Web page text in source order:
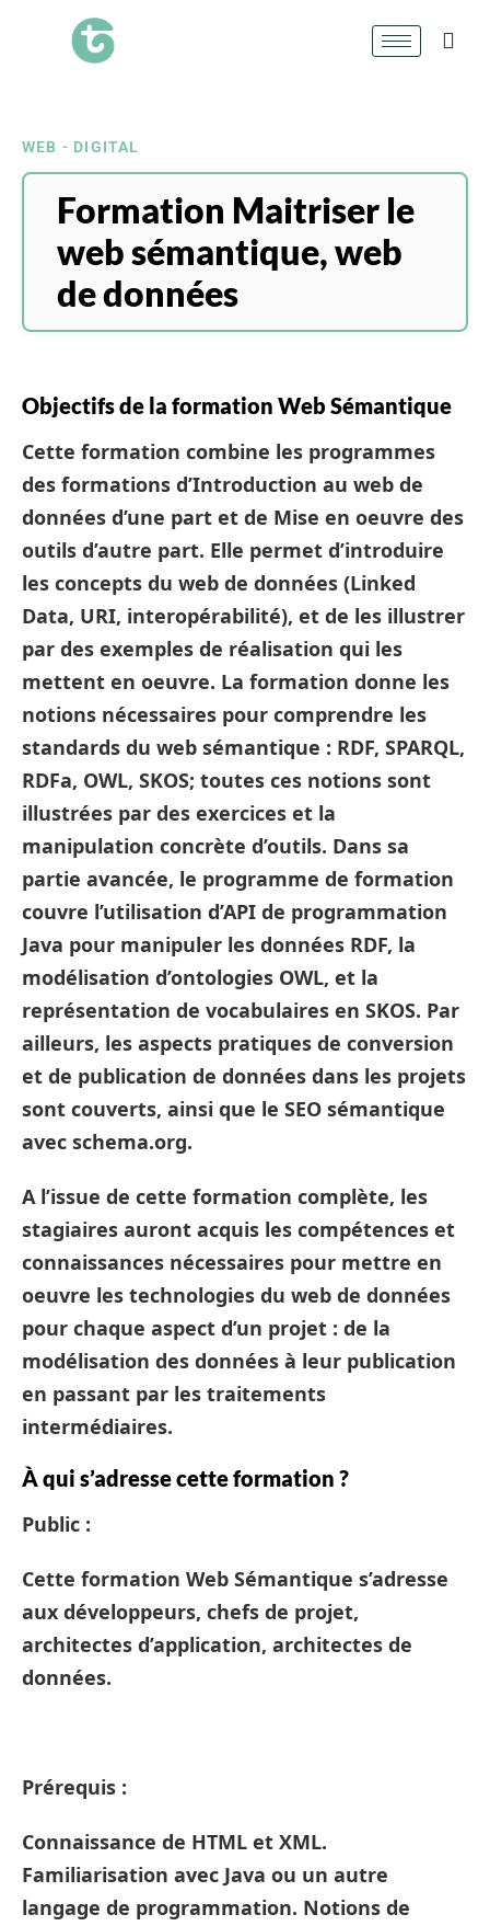
WEB - DIGITAL
Formation Maitriser le
web sémantique, web
de données
Objectifs de la formation Web Sémantique
Cette formation combine les programmes
des formations d’Introduction au web de
données d’une part et de Mise en oeuvre des
outils d’autre part. Elle permet d’introduire
les concepts du web de données (Linked
Data, URI, interopérabilité), et de les illustrer
par des exemples de réalisation qui les
mettent en oeuvre. La formation donne les
notions nécessaires pour comprendre les
standards du web sémantique : RDF, SPARQL,
RDFa, OWL, SKOS; toutes ces notions sont
illustrées par des exercices et la
manipulation concrète d’outils. Dans sa
partie avancée, le programme de formation
couvre l’utilisation d’API de programmation
Java pour manipuler les données RDF, la
modélisation d’ontologies OWL, et la
représentation de vocabulaires en SKOS. Par
ailleurs, les aspects pratiques de conversion
et de publication de données dans les projets
sont couverts, ainsi que le SEO sémantique
avec schema.org.
A l’issue de cette formation complète, les
stagiaires auront acquis les compétences et
connaissances nécessaires pour mettre en
oeuvre les technologies du web de données
pour chaque aspect d’un projet : de la
modélisation des données à leur publication
en passant par les traitements
intermédiaires.
À qui s’adresse cette formation ?
Public :
Cette formation Web Sémantique s’adresse
aux développeurs, chefs de projet,
architectes d’application, architectes de
données.
Prérequis :
Connaissance de HTML et XML.
Familiarisation avec Java ou un autre
langage de programmation. Notions de